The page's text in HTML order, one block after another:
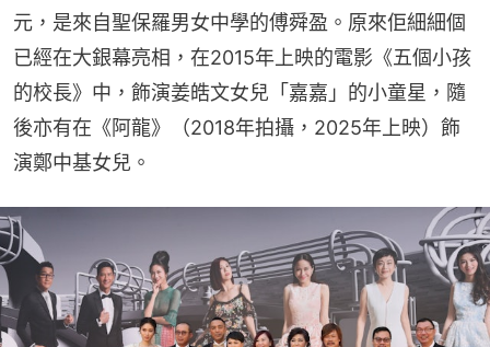
元，是來自聖保羅男女中學的傅舜盈。原來佢細細個
已經在大銀幕亮相，在2015年上映的電影《五個小孩
的校長》中，飾演姜皓文女兒「嘉嘉」的小童星，隨
後亦有在《阿龍》（2018年拍攝，2025年上映）飾
演鄭中基女兒。